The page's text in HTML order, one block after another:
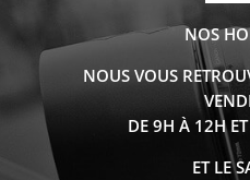
NOS
NOUS VOUS
DE 9H À 12H
ET LE